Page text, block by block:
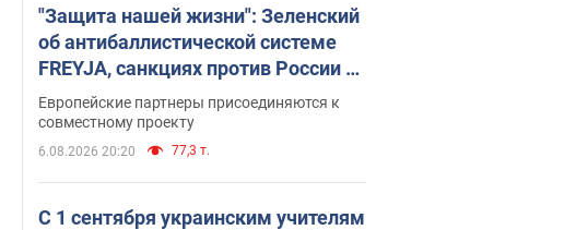
"Защита нашей жизни": Зеленский
об антибаллистической системе
FREYJA, санкциях против России и
поддержке аграриев. Видео
Европейские партнеры присоединяются к
совместному проекту
6.08.2026 20:20 77,3 т.
С 1 сентября украинским учителям